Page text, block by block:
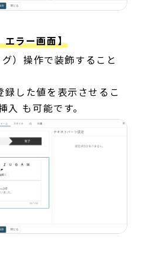
エラー画面】
）操作で装飾すること
した値を表示させるこ
入 も可能です。